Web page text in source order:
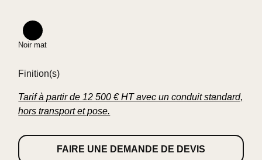
Noir mat
Finition(s)
Tarif à partir de 12 500 € HT avec un conduit standard,
hors transport et pose.
FAIRE UNE DEMANDE DE DEVIS